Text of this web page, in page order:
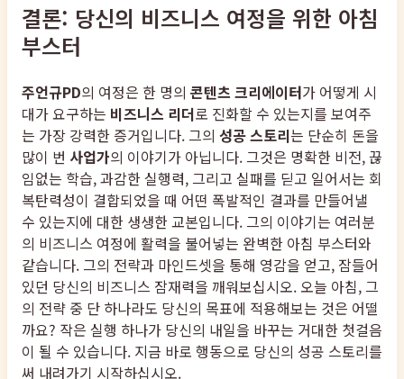
결론: 당신의 비즈니스 여정을 위한 아침
부스터
주언규PD의 여정은 한 명의 콘텐츠 크리에이터가 어떻게 시
대가 요구하는 비즈니스 리더로 진화할 수 있는지를 보여주
는 가장 강력한 증거입니다. 그의 성공 스토리는 단순히 돈을
많이 번 사업가의 이야기가 아닙니다. 그것은 명확한 비전, 끊
임없는 학습, 과감한 실행력, 그리고 실패를 딛고 일어서는 회
복탄력성이 결합되었을 때 어떤 폭발적인 결과를 만들어낼
수 있는지에 대한 생생한 교본입니다. 그의 이야기는 여러분
의 비즈니스 여정에 활력을 불어넣는 완벽한 아침 부스터와
같습니다. 그의 전략과 마인드셋을 통해 영감을 얻고, 잠들어
있던 당신의 비즈니스 잠재력을 깨워보십시오. 오늘 아침, 그
의 전략 중 단 하나라도 당신의 목표에 적용해보는 것은 어떨
까요? 작은 실행 하나가 당신의 내일을 바꾸는 거대한 첫걸음
이 될 수 있습니다. 지금 바로 행동으로 당신의 성공 스토리를
써 내려가기 시작하십시오.